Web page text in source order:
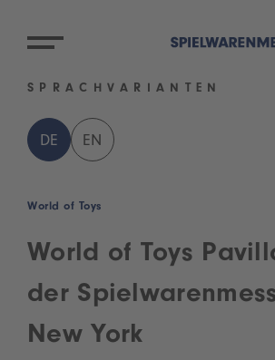
SPRACHVARIANTEN
DE EN
World of Toys
World of Toys
der
New York